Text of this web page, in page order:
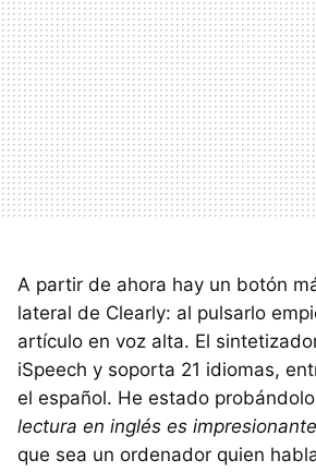
A partir de ahora hay un botón
lateral de Clearly: al pulsarlo
artículo en voz alta. El
iSpeech y soporta 21 idiomas,
el español. He estado
lectura en inglés es impresionante
que sea un ordenador quien